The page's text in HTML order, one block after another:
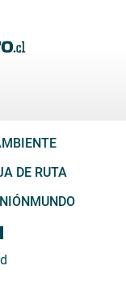
DE RUTA
MUNDO